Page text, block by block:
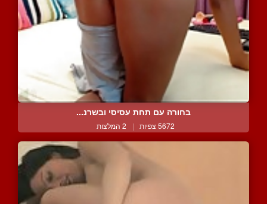
בחורה עם תחת עסיסי ובשרנ...
5672 צפיות | 2 המלצות